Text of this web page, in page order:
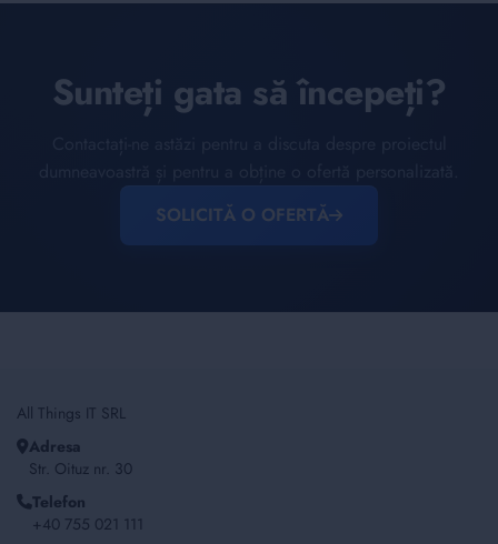
Sunteți gata să începeți?
SOLICITĂ O OFERTĂ
All Things IT SRL
Adresa
Str. Oituz nr. 30
Telefon
+40 755 021 111